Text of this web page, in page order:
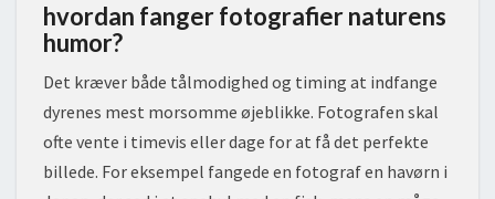
hvordan fanger fotografier naturens
humor?
Det kræver både tålmodighed og timing at indfange
dyrenes mest morsomme øjeblikke. Fotografen skal
ofte vente i timevis eller dage for at få det perfekte
billede. For eksempel fangede en fotograf en havørn i